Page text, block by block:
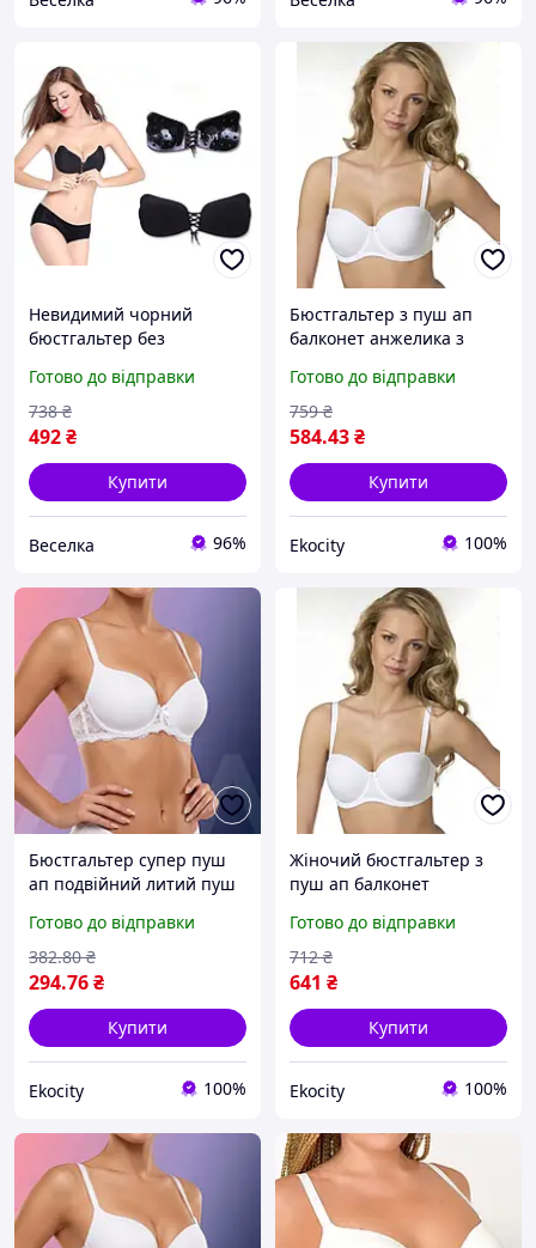
Невидимий чорний
бюстгальтер без
C для декольте та
відкритих вбрань FLAME
Готово до відправки
492₴
738 ₴
Купити
Веселка 96%
Бюстгальтер з пуш ап
балконет анжелика з
чашечками Biwieir білий
(3189)
Готово до відправки
584.43₴
759 ₴
Купити
Ekocity 100%
Бюстгальтер супер пуш
ап подвійний литий пуш
білий (1586Б)
Готово до відправки
294.76₴
382.80 ₴
Купити
Ekocity 100%
Жіночий бюстгальтер з
пуш ап балконет
формованими
чашечками Biwieir білий
(3189)
Готово до відправки
641 ₴
712 ₴
Купити
Ekocity 100%